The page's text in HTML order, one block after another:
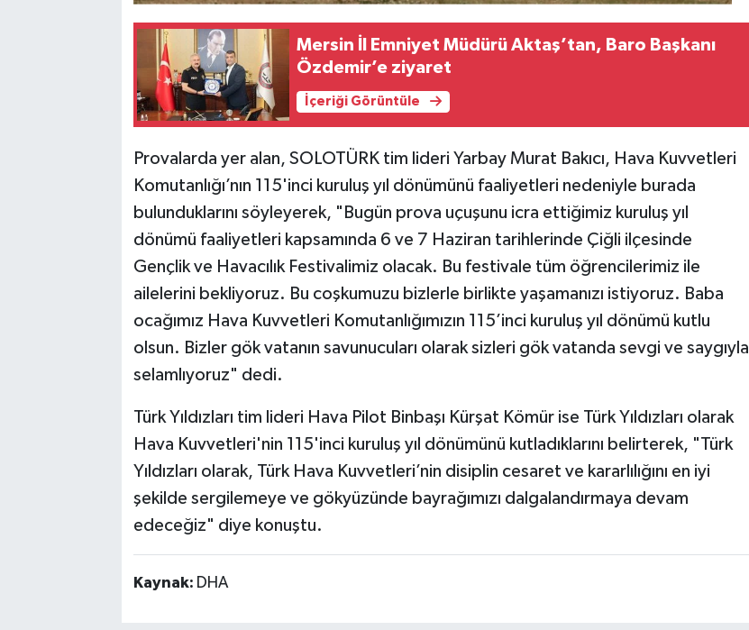
Mersin İl Emniyet Müdürü Aktaş’tan, Baro Başkanı
Özdemir’e ziyaret
İçeriği Görüntüle
Provalarda yer alan, SOLOTÜRK tim lideri Yarbay Murat Bakıcı, Hava Kuvvetleri
Komutanlığı’nın 115'inci kuruluş yıl dönümünü faaliyetleri nedeniyle burada
bulunduklarını söyleyerek, "Bugün prova uçuşunu icra ettiğimiz kuruluş yıl
dönümü faaliyetleri kapsamında 6 ve 7 Haziran tarihlerinde Çiğli ilçesinde
Gençlik ve Havacılık Festivalimiz olacak. Bu festivale tüm öğrencilerimiz ile
ailelerini bekliyoruz. Bu coşkumuzu bizlerle birlikte yaşamanızı istiyoruz. Baba
ocağımız Hava Kuvvetleri Komutanlığımızın 115’inci kuruluş yıl dönümü kutlu
olsun. Bizler gök vatanın savunucuları olarak sizleri gök vatanda sevgi ve saygıyla
selamlıyoruz" dedi.
Türk Yıldızları tim lideri Hava Pilot Binbaşı Kürşat Kömür ise Türk Yıldızları olarak
Hava Kuvvetleri'nin 115'inci kuruluş yıl dönümünü kutladıklarını belirterek, "Türk
Yıldızları olarak, Türk Hava Kuvvetleri’nin disiplin cesaret ve kararlılığını en iyi
şekilde sergilemeye ve gökyüzünde bayrağımızı dalgalandırmaya devam
edeceğiz" diye konuştu.
Kaynak: DHA